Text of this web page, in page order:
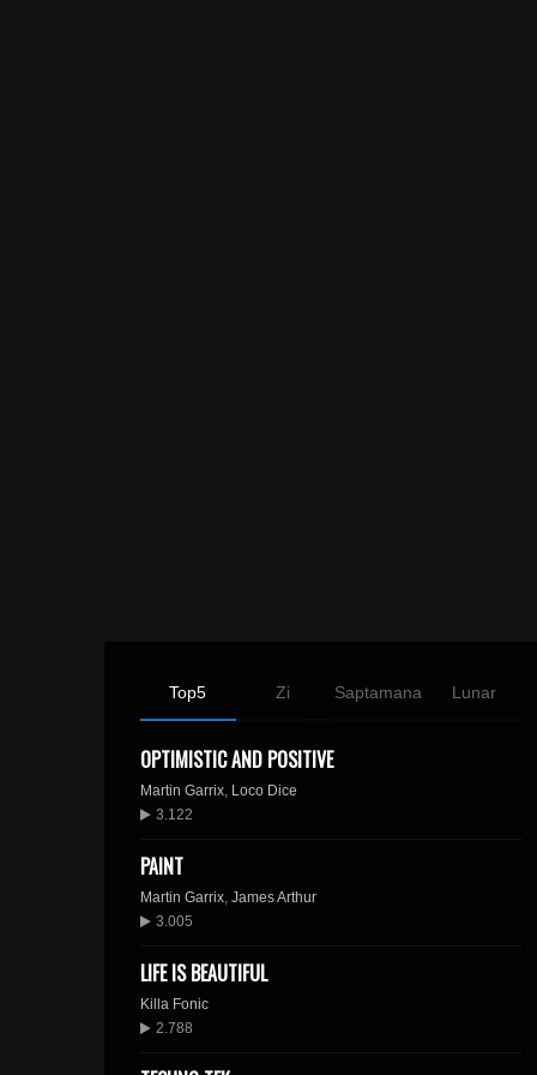
Top5 Zi Saptamana Lunar
OPTIMISTIC AND POSITIVE
Martin Garrix, Loco Dice
3.122
PAINT
Martin Garrix, James Arthur
3.005
LIFE IS BEAUTIFUL
Killa Fonic
2.788